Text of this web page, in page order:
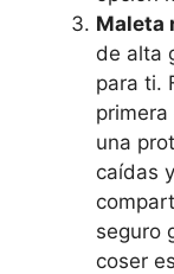
Maleta
de alta
para ti.
una
caídas
seguro
coser